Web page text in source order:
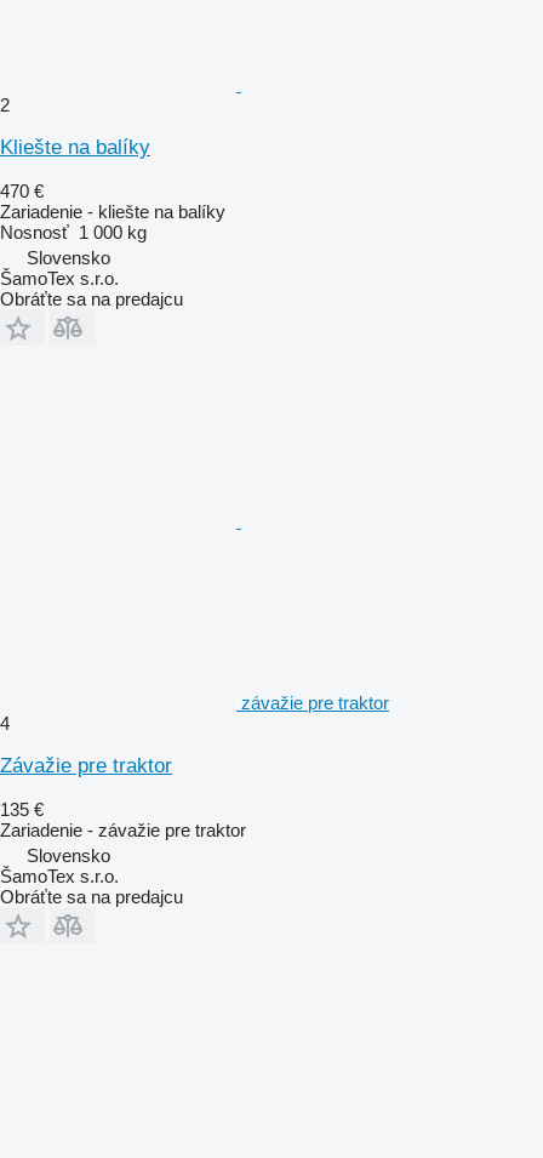
2
Kliešte na balíky
470 €
Zariadenie - kliešte na balíky
Nosnosť 1 000 kg
Slovensko
ŠamoTex s.r.o.
Obráťte sa na predajcu
závažie pre traktor
4
Závažie pre traktor
135 €
Zariadenie - závažie pre traktor
Slovensko
ŠamoTex s.r.o.
Obráťte sa na predajcu